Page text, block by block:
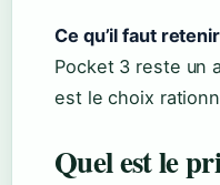
Ce qu’il faut
Pocket 3 reste un
est le choix
Quel est le